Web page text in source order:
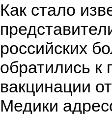
Как стало
российских
обратились к
вакцинации
Медики